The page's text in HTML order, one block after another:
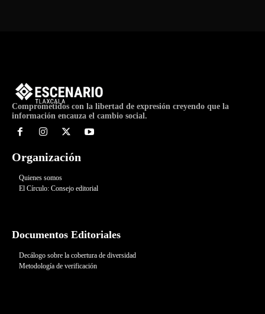
Comprometidos con la libertad de expresión creyendo que la
información encauza el cambio social.
Organización
Quienes somos
El Círculo: Consejo editorial
Documentos Editoriales
Decálogo sobre la cobertura de diversidad
Metodología de verificación